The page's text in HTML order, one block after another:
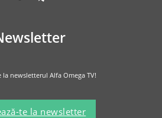
la newsletterul Alfa Omega TV!
te la newsletter